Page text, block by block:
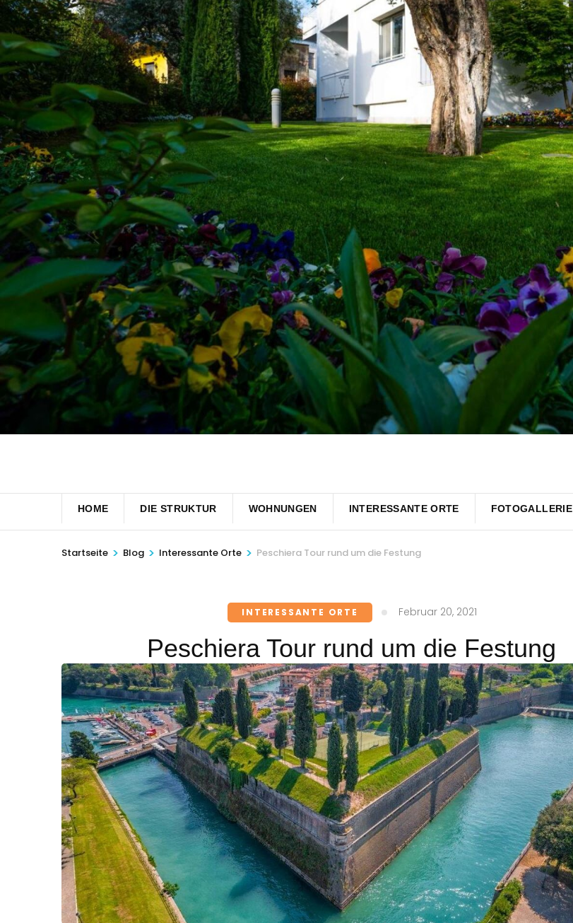
HOME DIE STRUKTUR WOHNUNGEN INTERESSANTE ORTE FOTOGALLERIE
Startseite > Blog > Interessante Orte > Peschiera Tour rund um die Festung
INTERESSANTE ORTE Februar 20, 2021
Peschiera Tour rund um die Festung